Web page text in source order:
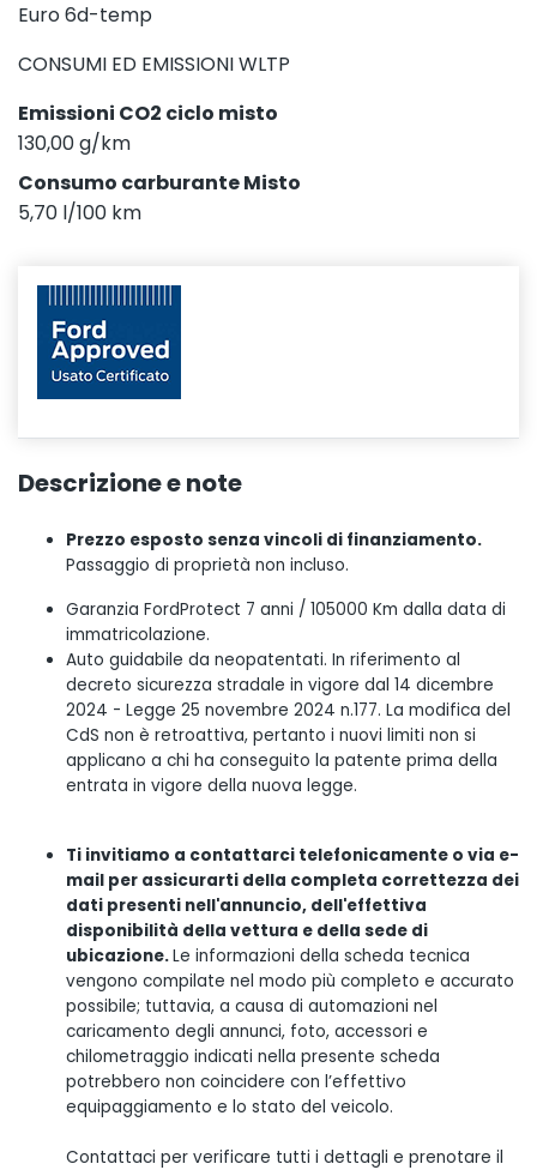
Euro 6d-temp
CONSUMI ED EMISSIONI WLTP
Emissioni CO2 ciclo misto
130,00 g/km
Consumo carburante Misto
5,70 l/100 km
Descrizione e note
Prezzo esposto senza vincoli di finanziamento.
Passaggio di proprietà non incluso.
Garanzia FordProtect 7 anni / 105000 Km dalla data di
immatricolazione.
Auto guidabile da neopatentati. In riferimento al
decreto sicurezza stradale in vigore dal 14 dicembre
2024 - Legge 25 novembre 2024 n.177. La modifica del
CdS non è retroattiva, pertanto i nuovi limiti non si
applicano a chi ha conseguito la patente prima della
entrata in vigore della nuova legge.
Ti invitiamo a contattarci telefonicamente o via e-
mail per assicurarti della completa correttezza dei
dati presenti nell'annuncio, dell'effettiva
disponibilità della vettura e della sede di
ubicazione.Le informazioni della scheda tecnica
vengono compilate nel modo più completo e accurato
possibile; tuttavia, a causa di automazioni nel
caricamento degli annunci, foto, accessori e
chilometraggio indicati nella presente scheda
potrebbero non coincidere con l’effettivo
equipaggiamento e lo stato del veicolo.
Contattaci per verificare tutti i dettagli e prenotare il